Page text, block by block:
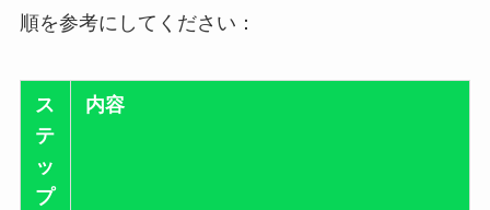
順を参考にしてください：
ス
テ
ッ
プ
内容